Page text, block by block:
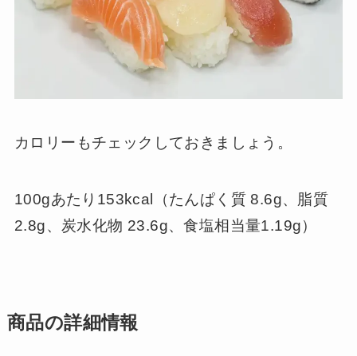
カロリーもチェックしておきましょう。
100gあたり153kcal（たんぱく質 8.6g、脂質
2.8g、炭水化物 23.6g、食塩相当量1.19g）
商品の詳細情報